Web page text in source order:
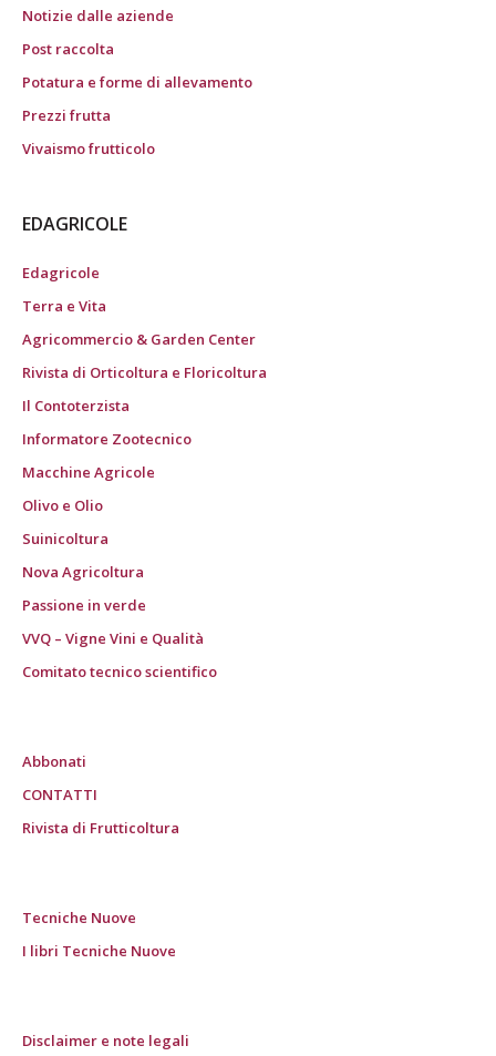
Notizie dalle aziende
Post raccolta
Potatura e forme di allevamento
Prezzi frutta
Vivaismo frutticolo
EDAGRICOLE
Edagricole
Terra e Vita
Agricommercio & Garden Center
Rivista di Orticoltura e Floricoltura
Il Contoterzista
Informatore Zootecnico
Macchine Agricole
Olivo e Olio
Suinicoltura
Nova Agricoltura
Passione in verde
VVQ – Vigne Vini e Qualità
Comitato tecnico scientifico
Abbonati
CONTATTI
Rivista di Frutticoltura
Tecniche Nuove
I libri Tecniche Nuove
Disclaimer e note legali